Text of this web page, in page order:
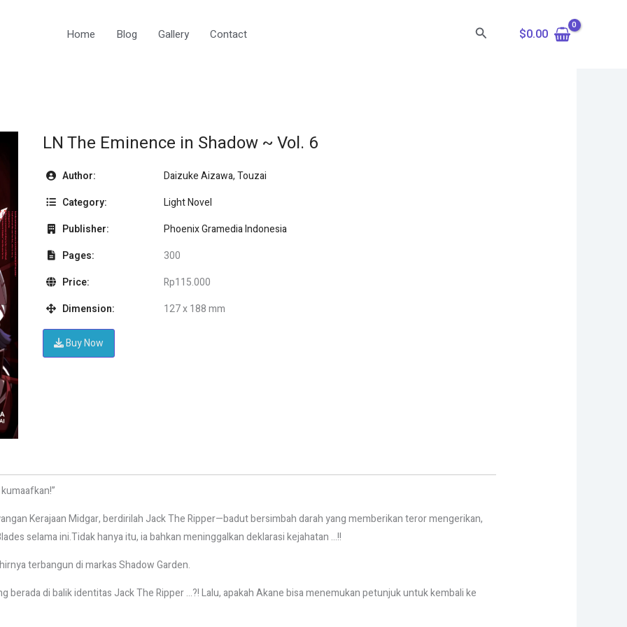
Home Blog Gallery Contact Search $0.00
LN The Eminence in Shadow ~ Vol. 6
Author:
Daizuke Aizawa, Touzai
Category:
Light Novel
Publisher:
Phoenix Gramedia Indonesia
Pages:
300
Price:
Rp115.000
Dimension:
127 x 188 mm
Buy Now
Kerajaan Midgar, berdirilah Jack The Ripper—badut bersimbah darah yang memberikan teror mengerikan,
selama ini.Tidak hanya itu, ia bahkan meninggalkan deklarasi kejahatan …!!
terbangun di markas Shadow Garden.
berada di balik identitas Jack The Ripper …?! Lalu, apakah Akane bisa menemukan petunjuk untuk kembali ke